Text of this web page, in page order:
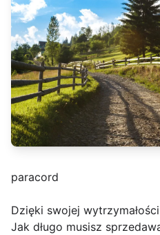
paracord
Dzięki swojej
Jak długo musisz